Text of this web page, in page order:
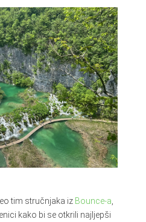
tim stručnjaka iz Bounce-a
kako bi se otkrili najljepši